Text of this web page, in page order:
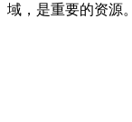
域，是重要的资源。